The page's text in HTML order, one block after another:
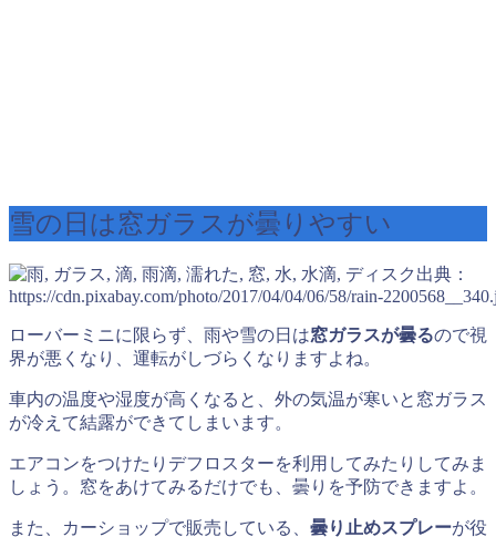
雪の日は窓ガラスが曇りやすい
出典：
https://cdn.pixabay.com/photo/2017/04/04/06/58/rain-
ローバーミニに限らず、雨や雪の日は窓ガラスが曇るので視
界が悪くなり、運転がしづらくなりますよね。
車内の温度や湿度が高くなると、外の気温が寒いと窓ガラス
が冷えて結露ができてしまいます。
エアコンをつけたりデフロスターを利用してみたりしてみま
しょう。窓をあけてみるだけでも、曇りを予防できますよ。
また、カーショップで販売している、 曇り止めスプレーが役